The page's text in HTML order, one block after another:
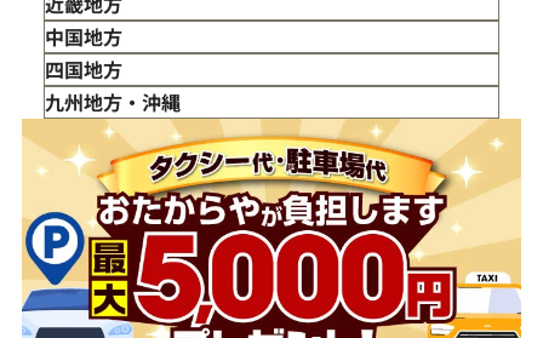
秋田県
山形県
福島県
埼玉県
千葉県
茨城県
栃木県
群馬県
富山県
石川県
山梨県
長野県
岐阜県
静岡県
愛知県
三重県
滋賀県
京都府
大阪府
兵庫県
奈良県
和歌山県
中国地方
鳥取県
島根県
岡山県
広島県
山口県
四国地方
徳島県
香川県
愛媛県
九州地方・沖縄
福岡県
佐賀県
長崎県
熊本県
大分県
宮崎県
鹿児島県